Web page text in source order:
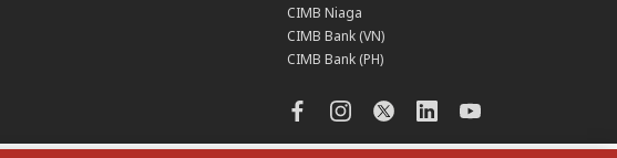
CIMB Niaga
CIMB Bank (VN)
CIMB Bank (PH)